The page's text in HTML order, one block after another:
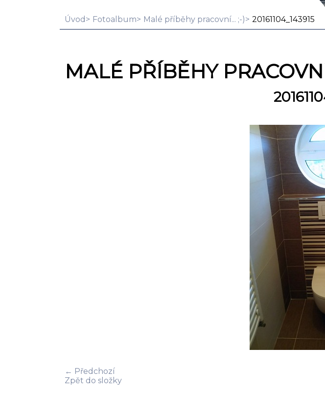
Úvod Fotoalbum Malé příběhy pracovní... ;-) 20161104_143915
MALÉ PŘÍBĚHY
← Předchozí
Zpět do složky